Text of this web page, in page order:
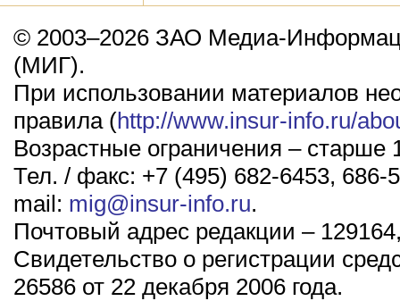
© 2003–2026 ЗАО Медиа-
(МИГ).
При использовании материалов
правила (http://www.insur-info.ru/
Возрастные ограничения – старше
Тел. / факс: +7 (495) 682-6453, 686-
mail: mig@insur-info.ru.
Почтовый адрес редакции –
Свидетельство о регистрации
26586 от 22 декабря 2006 года.